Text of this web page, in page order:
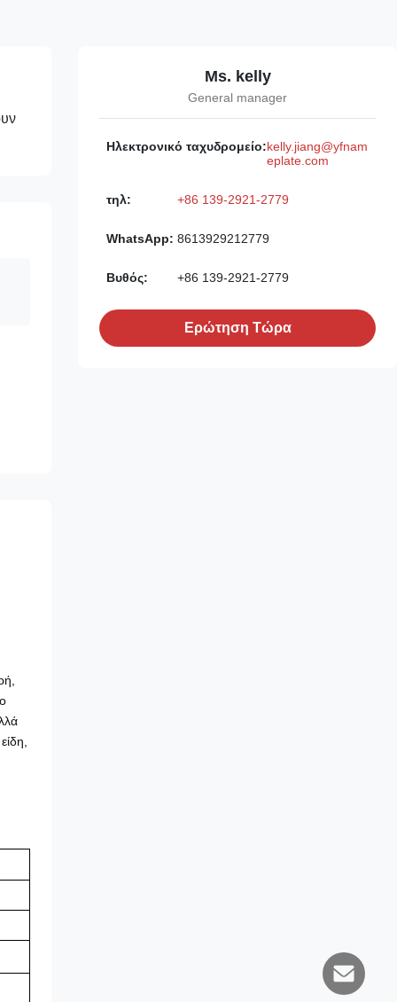
Ms. kelly
General manager
Ηλεκτρονικό ταχυδρομείο:kelly.jiang@yfnam
eplate.com
τηλ: +86 139-2921-2779
WhatsApp: 8613929212779
Βυθός: +86 139-2921-2779
Ερώτηση Τώρα